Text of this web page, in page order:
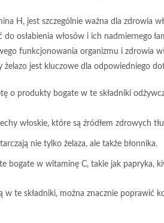
H, jest szczególnie ważna dla zdrowia
osłabienia włosów i ich nadmiernego
funkcjonowania organizmu i zdrowia
żelazo jest kluczowe dla odpowiedniego
o produkty bogate w te składniki
włoskie, które są źródłem zdrowych
nie tylko żelaza, ale także błonnika.
bogate w witaminę C, takie jak papryka,
w te składniki, można znacznie poprawić